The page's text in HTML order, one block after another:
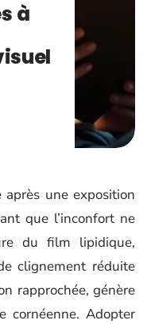
à
une exposition
que l’inconfort ne
du film lipidique,
clignement réduite
rapprochée, génère
cornéenne. Adopter